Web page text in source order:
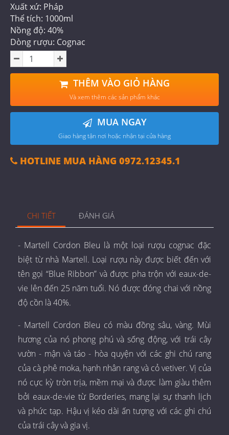
Xuất xứ: Pháp
Thể tích: 1000ml
Nồng độ: 40%
Dòng rượu: Cognac
THÊM VÀO GIỎ HÀNG
Và xem thêm các sản phẩm khác
MUA NGAY
Giao hàng tận nơi hoặc nhận tại cửa hàng
HOTLINE MUA HÀNG 0972.12345.1
CHI TIẾT ĐÁNH GIÁ
- Martell Cordon Bleu là một loại rượu cognac đặc
biệt từ nhà Martell. Loại rượu này được biết đến với
tên gọi “Blue Ribbon” và được pha trộn với eaux-de-
vie lên đến 25 năm tuổi. Nó được đóng chai với nồng
độ cồn là 40%.
- Martell Cordon Bleu có màu đồng sâu, vàng. Mùi
hương của nó phong phú và sống động, với trái cây
vườn - mận và táo - hòa quyện với các ghi chú rang
của cà phê moka, hạnh nhân rang và cỏ vetiver. Vị của
nó cực kỳ tròn trịa, mềm mại và được làm giàu thêm
bởi eaux-de-vie từ Borderies, mang lại sự thanh lịch
và phức tạp. Hậu vị kéo dài ấn tượng với các ghi chú
của trái cây và gia vị.